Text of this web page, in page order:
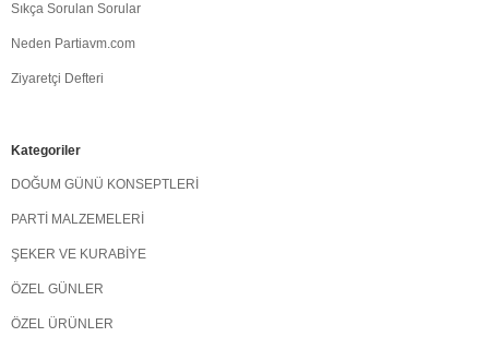
Sıkça Sorulan Sorular
Neden Partiavm.com
Ziyaretçi Defteri
Kategoriler
DOĞUM GÜNÜ KONSEPTLERİ
PARTİ MALZEMELERİ
ŞEKER VE KURABİYE
ÖZEL GÜNLER
ÖZEL ÜRÜNLER